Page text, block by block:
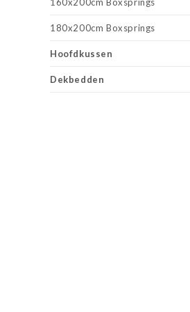
180x200cm Boxsprings
Hoofdkussen
Dekbedden